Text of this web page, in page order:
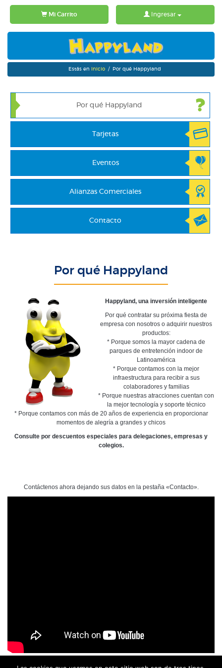
Mi Carrito Ingresar
Estás en Inicio / Por qué Happyland
Por qué Happyland
Tarjetas
Eventos
Alianzas Comerciales
Contacto
Por qué Happyland
Happyland, una inversión inteligente
Por qué contratar su próxima fiesta de
empresa con nosotros o adquirir nuestros
productos:
* Porque somos la mayor cadena de
parques de entretención indoor de
Latinoamérica
* Porque contamos con la mejor
infraestructura para recibir a sus
colaboradores y familias
* Porque nuestras atracciones cuentan con
la mejor tecnología y soporte técnico
* Porque contamos con más de 20 años de experiencia en proporcionar
momentos de alegría a grandes y chicos
Consulte por descuentos especiales para delegaciones, empresas y
colegios.
Contáctenos ahora dejando sus datos en la pestaña «Contacto».